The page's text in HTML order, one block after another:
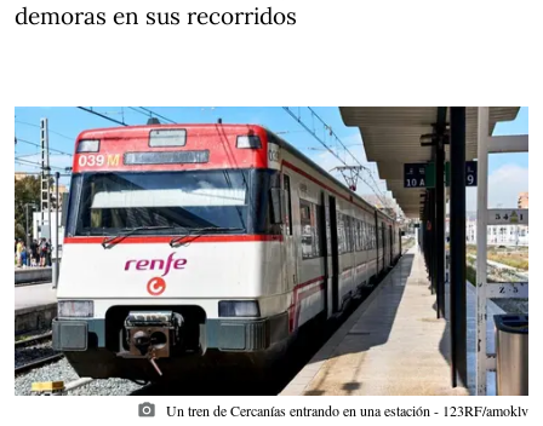
demoras en sus recorridos
photo_camera Un tren de Cercanías entrando en una estación - 123RF/amoklv